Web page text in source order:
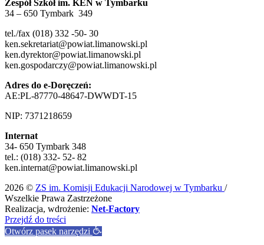
Zespół Szkół im. KEN w Tymbarku
34 – 650 Tymbark 349
tel./fax (018) 332 -50- 30
ken.sekretariat@powiat.limanowski.pl
ken.dyrektor@powiat.limanowski.pl
ken.gospodarczy@powiat.limanowski.pl
Adres do e-Doręczeń:
AE:PL-87770-48647-DWWDT-15
NIP: 7371218659
Internat
34- 650 Tymbark 348
tel.: (018) 332- 52- 82
ken.internat@powiat.limanowski.pl
2026 © ZS im. Komisji Edukacji Narodowej w Tymbarku /
Wszelkie Prawa Zastrzeżone
Realizacja, wdrożenie: Net-Factory
Przejdź do treści
Otwórz pasek narzędzi